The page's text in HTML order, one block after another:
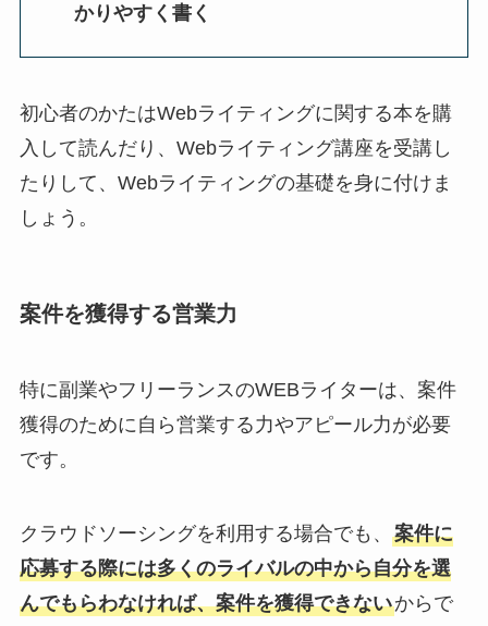
かりやすく書く
初心者のかたはWebライティングに関する本を購
入して読んだり、Webライティング講座を受講し
たりして、Webライティングの基礎を身に付けま
しょう。
案件を獲得する営業力
特に副業やフリーランスのWEBライターは、案件
獲得のために自ら営業する力やアピール力が必要
です。
クラウドソーシングを利用する場合でも、 案件に
応募する際には多くのライバルの中から自分を選
んでもらわなければ、案件を獲得できないからで